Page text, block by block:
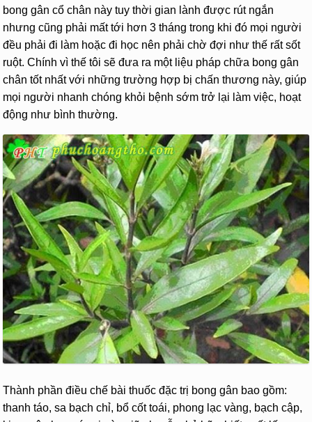
bong gân cổ chân này tuy thời gian lành được rút ngắn
nhưng cũng phải mất tới hơn 3 tháng trong khi đó mọi người
đều phải đi làm hoặc đi học nên phải chờ đợi như thế rất sốt
ruột. Chính vì thế tôi sẽ đưa ra một liệu pháp chữa bong gân
chân tốt nhất với những trường hợp bị chấn thương này, giúp
mọi người nhanh chóng khỏi bệnh sớm trở lại làm việc, hoạt
động như bình thường.
Thành phần điều chế bài thuốc đặc trị bong gân bao gồm:
thanh táo, sa bạch chỉ, bổ cốt toái, phong lạc vàng, bạch cập,